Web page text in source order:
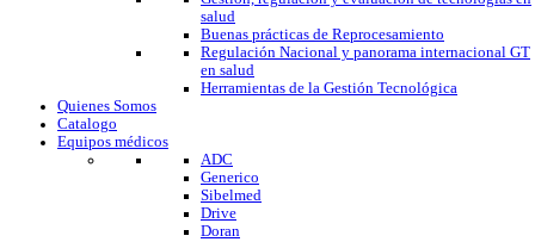
salud
Buenas prácticas de Reprocesamiento
Regulación Nacional y panorama internacional GT
en salud
Herramientas de la Gestión Tecnológica
Quienes Somos
Catalogo
Equipos médicos
ADC
Generico
Sibelmed
Drive
Doran